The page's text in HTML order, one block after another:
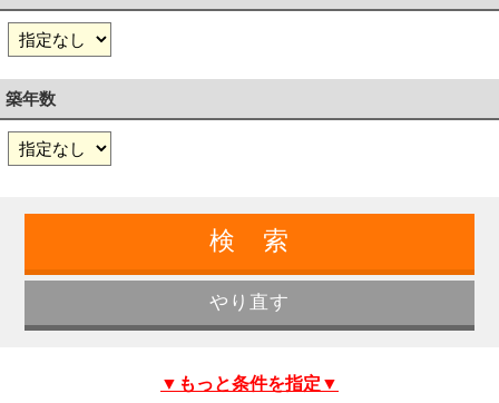
築年数
▼もっと条件を指定▼